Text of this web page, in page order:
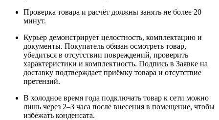
Проверка товара и расчёт должны занять не более 20
минут.
Курьер демонстрирует целостность, комплектацию и
документы. Покупатель обязан осмотреть товар,
убедиться в отсутствии повреждений, проверить
характеристики и комплектность. Подпись в Заявке на
доставку подтверждает приёмку товара и отсутствие
претензий.
В холодное время года подключать товар к сети можно
лишь через 2–3 часа после внесения в помещение, чтобы
избежать конденсата.